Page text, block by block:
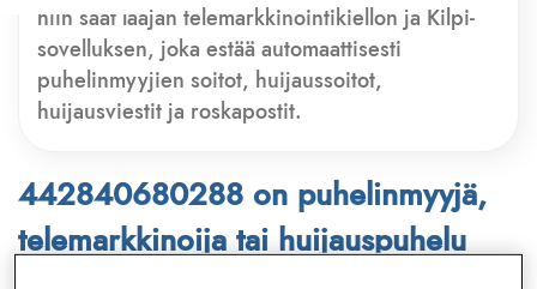
niin saat laajan telemarkkinointikiellon ja Kilpi-
sovelluksen, joka estää automaattisesti
puhelinmyyjien soitot, huijaussoitot,
huijausviestit ja roskapostit.
442840680288 on puhelinmyyjä,
telemarkkinoija tai huijauspuhelu